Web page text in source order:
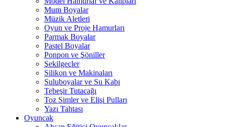
Mum Boyalar
Müzik Aletleri
Oyun ve Proje Hamurları
Parmak Boyalar
Pastel Boyalar
Ponpon ve Şöniller
Şekilgeçler
Silikon ve Makinaları
Suluboyalar ve Su Kabı
Tebeşir Tutacağı
Toz Simler ve Elişi Pulları
Yazı Tahtası
Oyuncak